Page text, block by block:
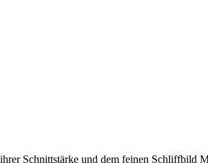
Schnittstärke und dem feinen Schliffbild